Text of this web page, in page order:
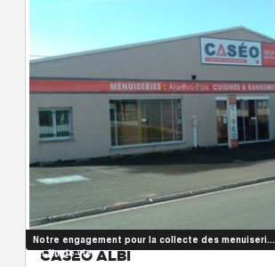
Notre engagement pour la collecte des menuiseries
en fin de vie
CASÉO ALBI